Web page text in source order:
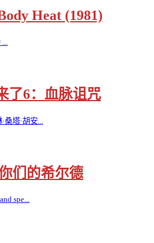
Heat (1981)
...
了6：血脉诅咒
塔·胡安...
们的希尔德
spe...